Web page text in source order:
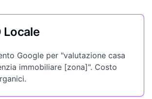
Locale
Google per "valutazione casa
immobiliare [zona]". Costo